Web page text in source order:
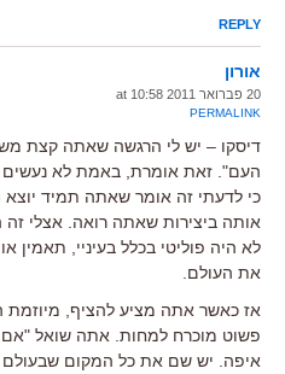
REPLY
אורון
20 פברואר 2011 at 10:58
PERMALINK
דיסקו – יש לי הרגשה שאתה קצת
העם". זאת אומרת, באמת לא נעשים
כי לדעתי זה אומר שאתה תמיד
אותה ביצירות שאתה רואה. אצלי
לא היה פוליטי בכלל בעיניי, תאמין
את העולם.
אז כאשר אתה מציע להציף, מיוזמת
פשוט מוכרח למחות. אתה שואל "אם
איפה. יש שם את כל המקום שבעולם